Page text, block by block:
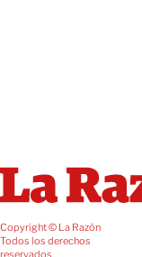
Copyright © La Razón
Todos los derechos
reservados